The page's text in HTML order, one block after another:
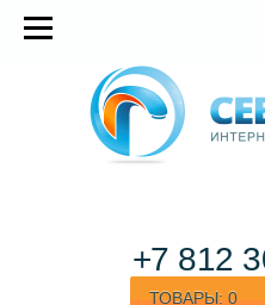
ТОВАРЫ: 0
+7 812